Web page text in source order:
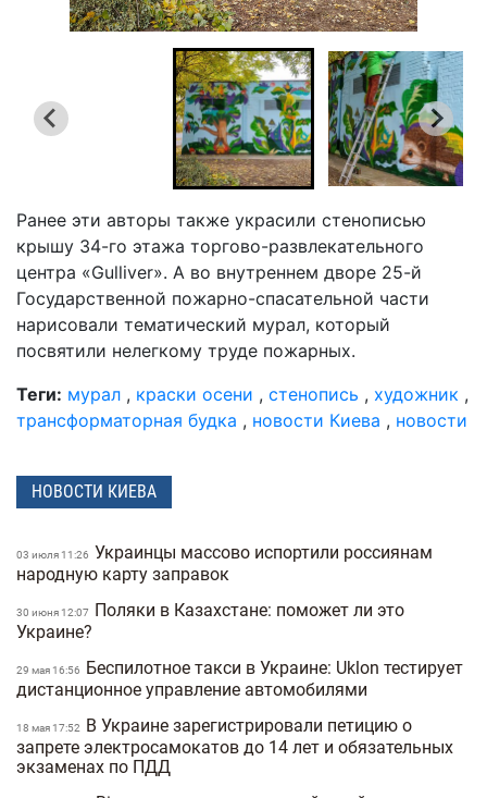
Ранее эти авторы также украсили стенописью
крышу 34-го этажа торгово-развлекательного
центра «Gulliver». А во внутреннем дворе 25-й
Государственной пожарно-спасательной части
нарисовали тематический мурал, который
посвятили нелегкому труде пожарных.
Теги: мурал , краски осени , стенопись , художник ,
трансформаторная будка , новости Киева , новости
НОВОСТИ КИЕВА
03 июля 11:26 Украинцы массово испортили россиянам
народную карту заправок
30 июня 12:07
Поляки в Казахстане: поможет ли это
Украине?
29 мая 16:56
Беспилотное такси в Украине: Uklon тестирует
дистанционное управление автомобилями
18 мая 17:52
В Украине зарегистрировали петицию о
запрете электросамокатов до 14 лет и обязательных
экзаменах по ПДД